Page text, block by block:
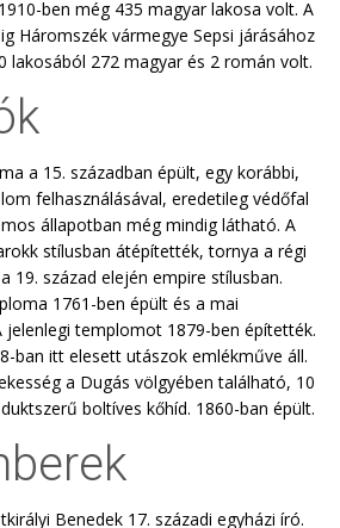
ben még 435 magyar lakosa volt. A
Háromszék vármegye Sepsi járásához
lakosából 272 magyar és 2 román volt.
a 15. században épült, egy korábbi,
felhasználásával, eredetileg védőfal
állapotban még mindig látható. A
stílusban átépítették, tornya a régi
19. század elején empire stílusban.
1761-ben épült és a mai
jelenlegi templomot 1879-ben építették.
ban itt elesett utászok emlékműve áll.
a Dugás völgyében található, 10
boltíves kőhíd. 1860-ban épült.
Benedek 17. századi egyházi író.